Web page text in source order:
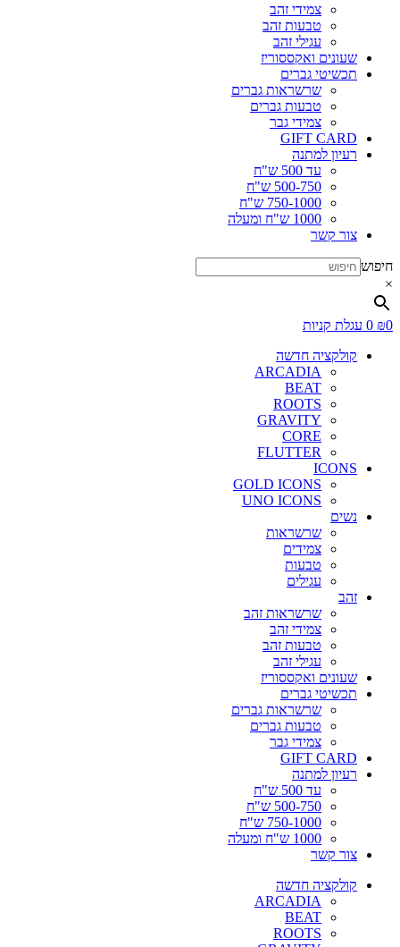
צמידי זהב
טבעות זהב
עגילי זהב
שעונים ואקססוריז
תכשיטי גברים
שרשראות גברים
טבעות גברים
צמידי גבר
GIFT CARD
רעיון למתנה
עד 500 ש"ח
500-750 ש"ח
750-1000 ש"ח
1000 ש"ח ומעלה
צור קשר
חיפוש
×
₪0
0 עגלת קניות
קולקציה חדשה
ARCADIA
BEAT
ROOTS
GRAVITY
CORE
FLUTTER
ICONS
GOLD ICONS
UNO ICONS
נשים
שרשראות
צמידים
טבעות
עגילים
זהב
שרשראות זהב
צמידי זהב
טבעות זהב
עגילי זהב
שעונים ואקססוריז
תכשיטי גברים
שרשראות גברים
טבעות גברים
צמידי גבר
GIFT CARD
רעיון למתנה
עד 500 ש"ח
500-750 ש"ח
750-1000 ש"ח
1000 ש"ח ומעלה
צור קשר
קולקציה חדשה
ARCADIA
BEAT
ROOTS